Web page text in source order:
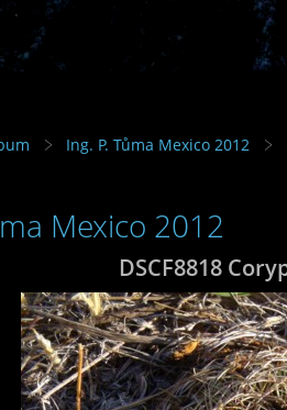
Ing. P. Tůma Mexico 2012
Mexico 2012
DSCF8818